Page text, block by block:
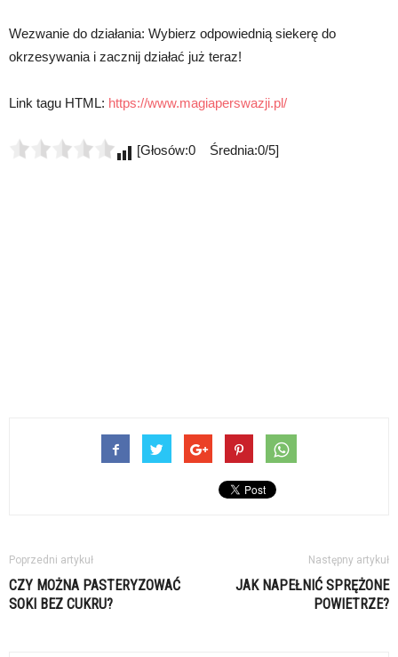
Wezwanie do działania: Wybierz odpowiednią siekerę do
okrzesywania i zacznij działać już teraz!
Link tagu HTML: https://www.magiaperswazji.pl/
[Głosów:0 Średnia:0/5]
Poprzedni artykuł
CZY MOŻNA PASTERYZOWAĆ
SOKI BEZ CUKRU?
Następny artykuł
JAK NAPEŁNIĆ SPRĘŻONE
POWIETRZE?